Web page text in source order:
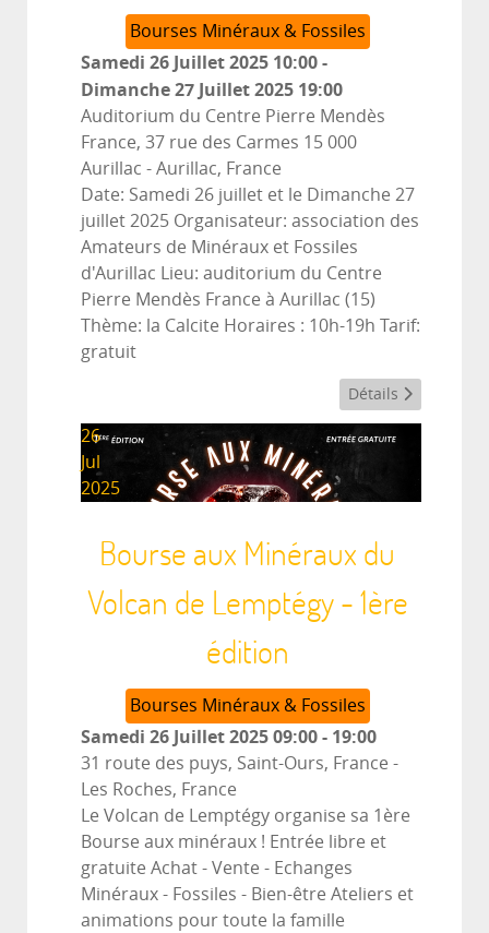
Bourses Minéraux & Fossiles
Samedi 26 Juillet 2025 10:00-
Dimanche 27 Juillet 2025 19:00
Auditorium du Centre Pierre Mendès
France, 37 rue des Carmes 15 000
Aurillac - Aurillac, France
Date: Samedi 26 juillet et le Dimanche 27
juillet 2025 Organisateur: association des
Amateurs de Minéraux et Fossiles
d'Aurillac Lieu: auditorium du Centre
Pierre Mendès France à Aurillac (15)
Thème: la Calcite Horaires : 10h-19h Tarif:
gratuit
Détails
26
Jul
2025
Bourse aux Minéraux du
Volcan de Lemptégy - 1ère
édition
Bourses Minéraux & Fossiles
Samedi 26 Juillet 202509:00- 19:00
31 route des puys, Saint-Ours, France -
Les Roches, France
Le Volcan de Lemptégy organise sa 1ère
Bourse aux minéraux ! Entrée libre et
gratuite Achat - Vente - Echanges
Minéraux - Fossiles - Bien-être Ateliers et
animations pour toute la famille